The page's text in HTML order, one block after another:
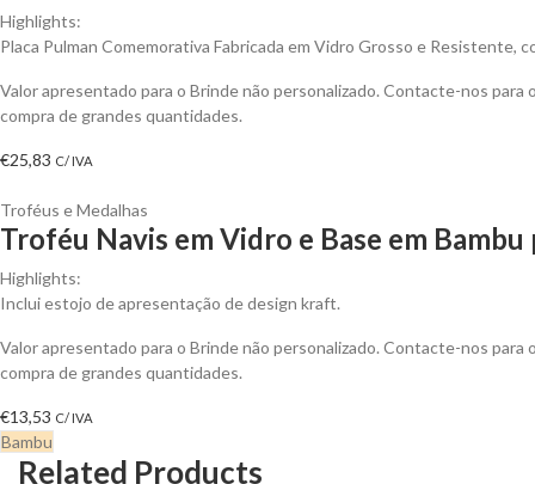
Highlights:
Placa Pulman Comemorativa Fabricada em Vidro Grosso e Resistente,
Valor apresentado para o Brinde não personalizado. Contacte-nos para
compra de grandes quantidades.
€25,83 C/ IVA
Troféus e Medalhas
Troféu Navis em Vidro e Base em
Highlights:
Inclui estojo de apresentação de design kraft.
Valor apresentado para o Brinde não personalizado. Contacte-nos para
compra de grandes quantidades.
€13,53 C/ IVA
Bambu
Related Products